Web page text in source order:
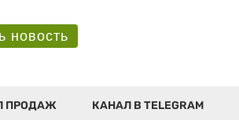
новость
ПРОДАЖ КАНАЛ В TELEGRAM